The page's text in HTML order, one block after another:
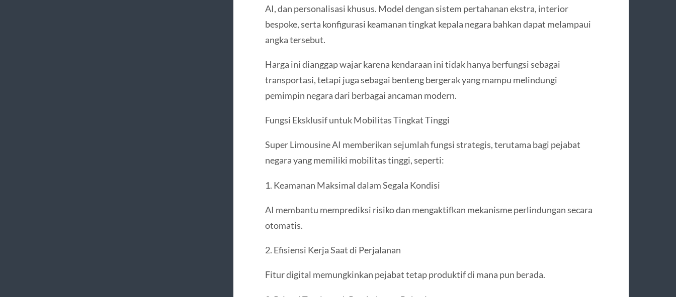
AI, dan personalisasi khusus. Model dengan sistem pertahanan ekstra, interior
bespoke, serta konfigurasi keamanan tingkat kepala negara bahkan dapat melampaui
angka tersebut.
Harga ini dianggap wajar karena kendaraan ini tidak hanya berfungsi sebagai
transportasi, tetapi juga sebagai benteng bergerak yang mampu melindungi
pemimpin negara dari berbagai ancaman modern.
Fungsi Eksklusif untuk Mobilitas Tingkat Tinggi
Super Limousine AI memberikan sejumlah fungsi strategis, terutama bagi pejabat
negara yang memiliki mobilitas tinggi, seperti:
1. Keamanan Maksimal dalam Segala Kondisi
AI membantu memprediksi risiko dan mengaktifkan mekanisme perlindungan secara
otomatis.
2. Efisiensi Kerja Saat di Perjalanan
Fitur digital memungkinkan pejabat tetap produktif di mana pun berada.